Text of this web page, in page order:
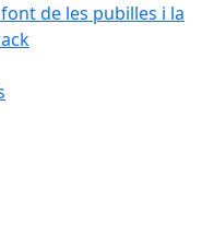
de les pubilles i la